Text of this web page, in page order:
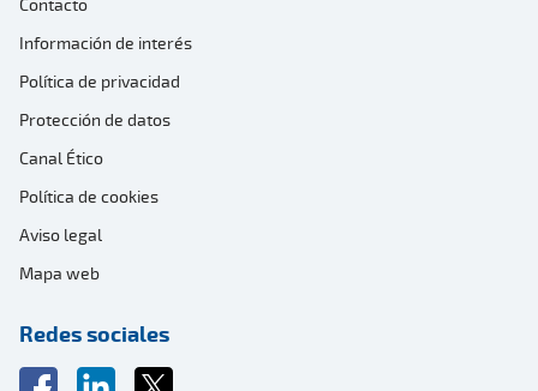
Contacto
Información de interés
Política de privacidad
Protección de datos
Canal Ético
Política de cookies
Aviso legal
Mapa web
Redes sociales